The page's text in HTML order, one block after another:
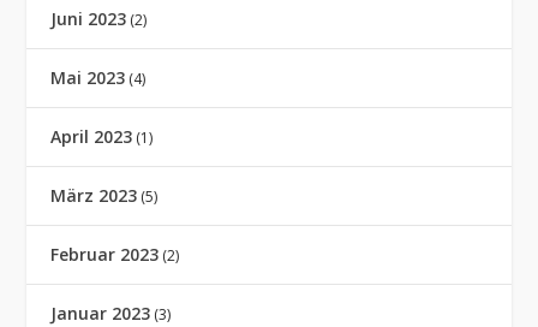
Juni 2023 (2)
Mai 2023 (4)
April 2023 (1)
März 2023 (5)
Februar 2023 (2)
Januar 2023 (3)